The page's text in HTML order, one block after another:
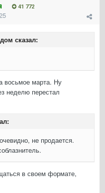
41 772
сказал:
восьмое марта. Ну
неделю перестал
не продается.
в своем формате,